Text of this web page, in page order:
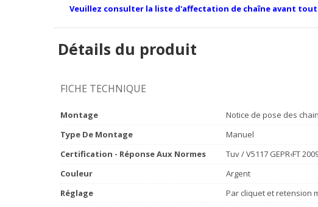
Veuillez consulter la liste d'affectation de chaîne avant
Détails du produit
FICHE TECHNIQUE
Montage
Notice de pose des
Type De Montage
Manuel
Certification - Réponse Aux Normes
Tuv / V5117 GEPR‹FT
Couleur
Argent
Réglage
Par cliquet et retension